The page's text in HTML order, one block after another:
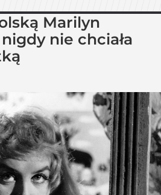
Marilyn
nie chciała